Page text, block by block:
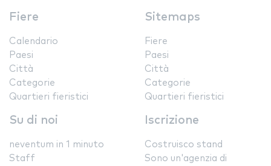
Fiere
Calendario
Paesi
Città
Categorie
Quartieri fieristici
Sitemaps
Fiere
Paesi
Città
Categorie
Quartieri fieristici
Su di noi
neventum in 1 minuto
Staff
Iscrizione
Costruisco stand
Sono un'agenzia di